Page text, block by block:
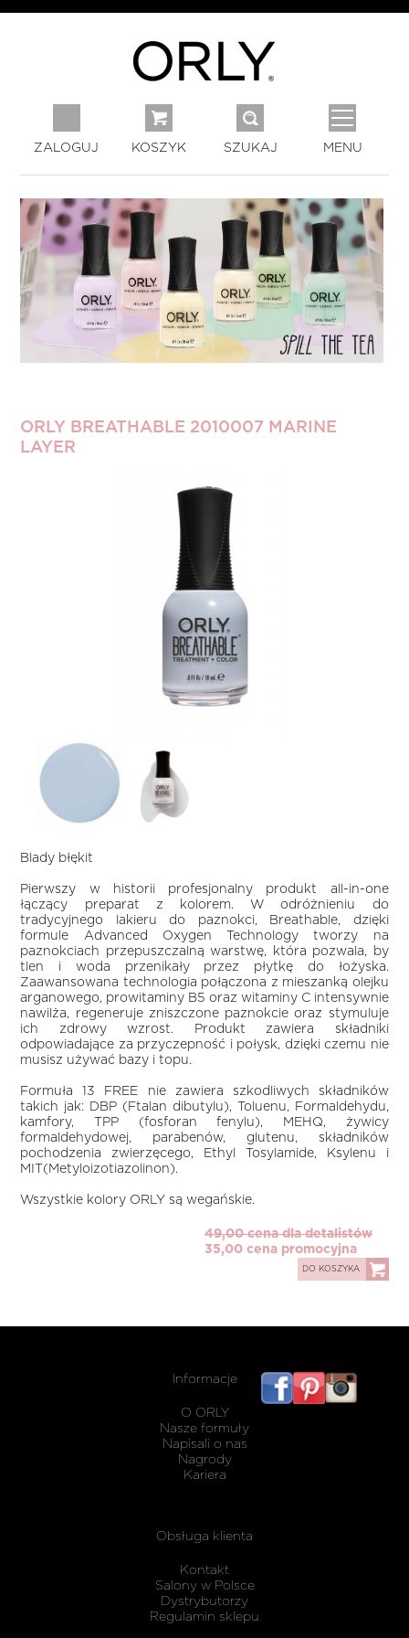
ZALOGUJ KOSZYK SZUKAJ MENU
ORLY BREATHABLE 2010007 MARINE
LAYER
Blady błękit
Pierwszy w historii profesjonalny produkt all-in-one
łączący preparat z kolorem. W odróżnieniu do
tradycyjnego lakieru do paznokci, Breathable, dzięki
formule Advanced Oxygen Technology tworzy na
paznokciach przepuszczalną warstwę, która pozwala, by
tlen i woda przenikały przez płytkę do łożyska.
Zaawansowana technologia połączona z mieszanką olejku
arganowego, prowitaminy B5 oraz witaminy C intensywnie
nawilża, regeneruje zniszczone paznokcie oraz stymuluje
ich zdrowy wzrost. Produkt zawiera składniki
odpowiadające za przyczepność i połysk, dzięki czemu nie
musisz używać bazy i topu.
Formuła 13 FREE nie zawiera szkodliwych składników
takich jak: DBP (Ftalan dibutylu), Toluenu, Formaldehydu,
kamfory, TPP (fosforan fenylu), MEHQ, żywicy
formaldehydowej, parabenów, glutenu, składników
pochodzenia zwierzęcego, Ethyl Tosylamide, Ksylenu i
MIT(Metyloizotiazolinon).
Wszystkie kolory ORLY są wegańskie.
49,00 cena dla detalistów
35,00 cena promocyjna
DO KOSZYKA
Informacje
O ORLY
Nasze formuły
Napisali o nas
Nagrody
Kariera
Obsługa klienta
Kontakt
Salony w Polsce
Dystrybutorzy
Regulamin sklepu